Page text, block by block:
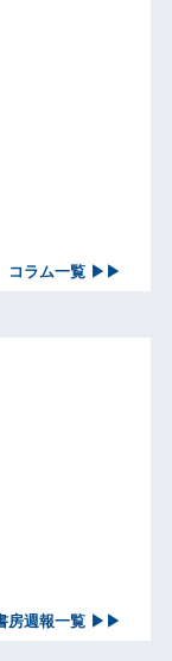
コラム一覧 ▶▶
房週報一覧 ▶▶